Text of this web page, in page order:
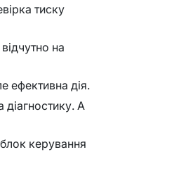
тиску
на
ефективна дія.
діагностику. А
керування